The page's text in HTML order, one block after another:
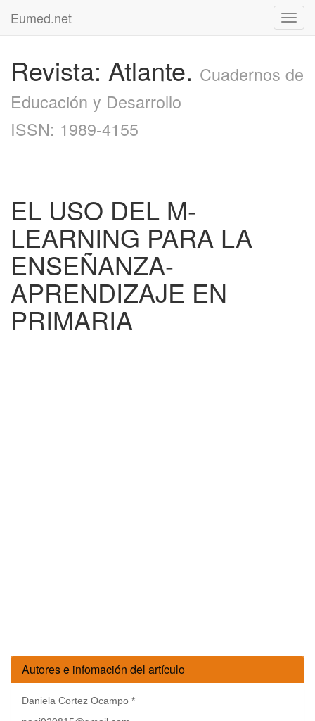
Eumed.net
Revista: Atlante. Cuadernos de
Educación y Desarrollo
ISSN: 1989-4155
EL USO DEL M-
LEARNING PARA LA
ENSEÑANZA-
APRENDIZAJE EN
PRIMARIA
Autores e infomación del artículo
Daniela Cortez Ocampo *